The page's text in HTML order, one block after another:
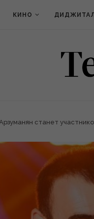
КИНО ДИДЖИТАЛ
станет